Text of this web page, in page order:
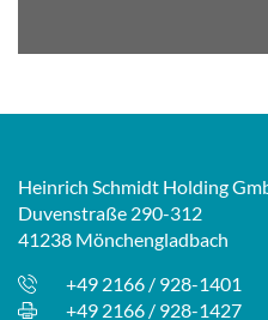
Heinrich Schmidt Holding
Duvenstraße 290-312
41238 Mönchengladbach
+49 2166 / 928-1401
+49 2166 / 928-1427